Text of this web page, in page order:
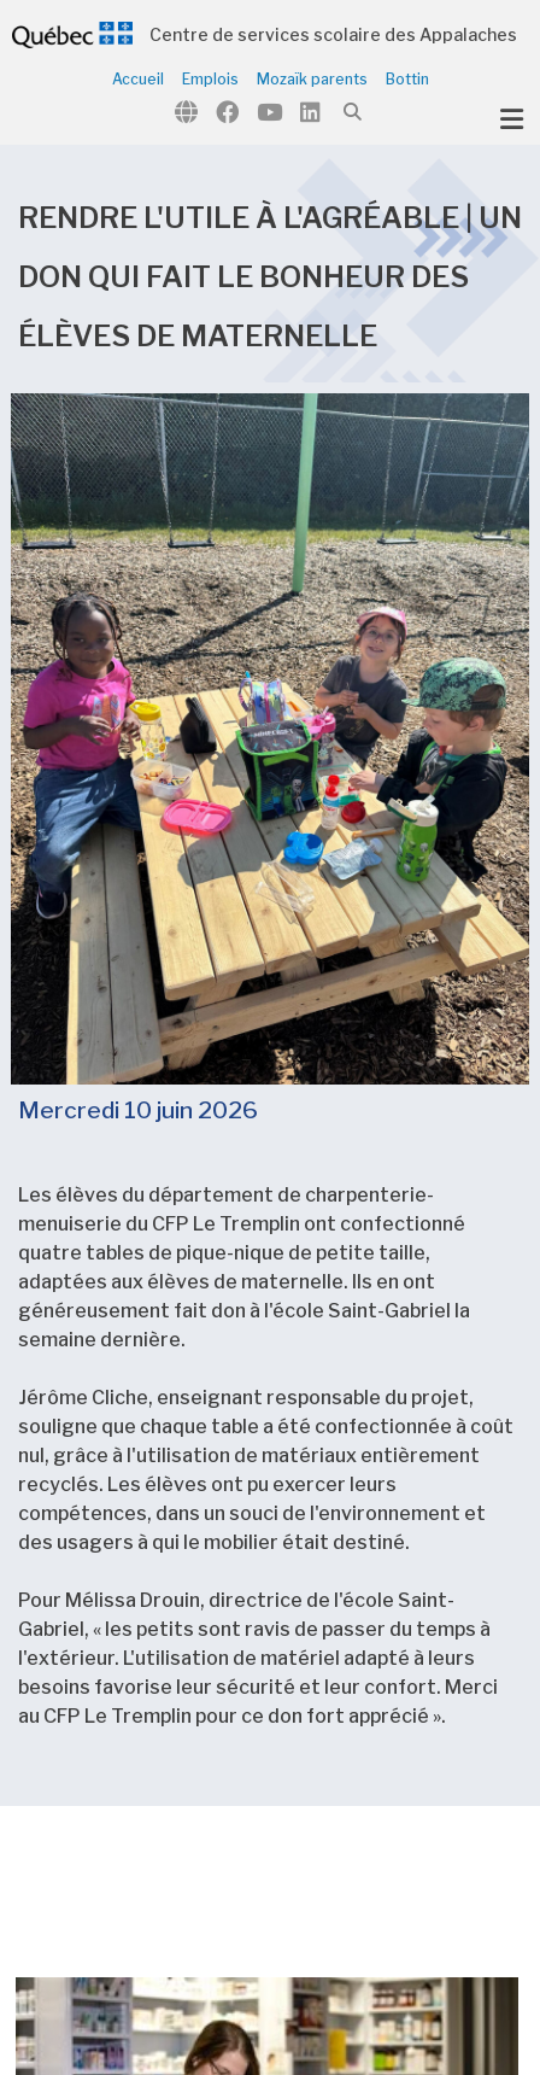
(Notre organisation )
Centre de services scolaire des Appalaches
Accueil Emplois Mozaïk parents Bottin
RENDRE L'UTILE À L'AGRÉABLE | UN
DON QUI FAIT LE BONHEUR DES
ÉLÈVES DE MATERNELLE
Mercredi 10 juin 2026
Les élèves du département de charpenterie-
menuiserie du CFP Le Tremplin ont confectionné
quatre tables de pique-nique de petite taille,
adaptées aux élèves de maternelle. Ils en ont
généreusement fait don à l'école Saint-Gabriel la
semaine dernière.
Jérôme Cliche, enseignant responsable du projet,
souligne que chaque table a été confectionnée à coût
nul, grâce à l'utilisation de matériaux entièrement
recyclés. Les élèves ont pu exercer leurs
compétences, dans un souci de l'environnement et
des usagers à qui le mobilier était destiné.
Pour Mélissa Drouin, directrice de l'école Saint-
Gabriel, « les petits sont ravis de passer du temps à
l'extérieur. L'utilisation de matériel adapté à leurs
besoins favorise leur sécurité et leur confort. Merci
au CFP Le Tremplin pour ce don fort apprécié ».